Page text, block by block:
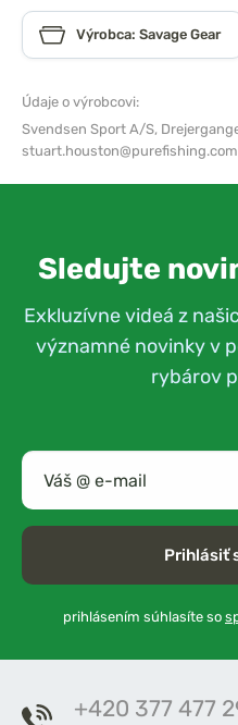
Výrobca: Savage Gear
Údaje o výrobcovi:
Svendsen Sport A/S,
stuart.houston@purefishing.com
Sledujte
Exkluzívne videá z
významné novinky v
rybárov
Prihlásiť
prihlásením súhlasíte so
+420 377 477